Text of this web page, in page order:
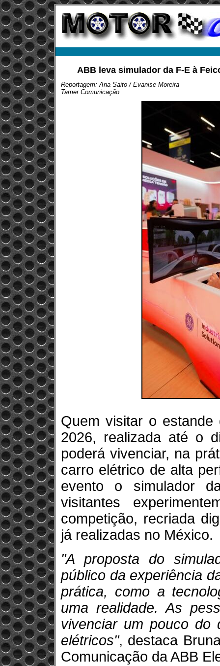
ABB leva simulador da F-E à
Reportagem: Ana Saito / Evanise Moreira
Tamer Comunicação
Quem visitar o estande
2026, realizada até o
poderá vivenciar, na
carro elétrico de alta
evento o simulador
visitantes
competição, recriada
já realizadas no México.
"A proposta do
público da experiência
prática, como a
uma realidade. As
vivenciar um pouco do
elétricos", destaca
Comunicação da ABB